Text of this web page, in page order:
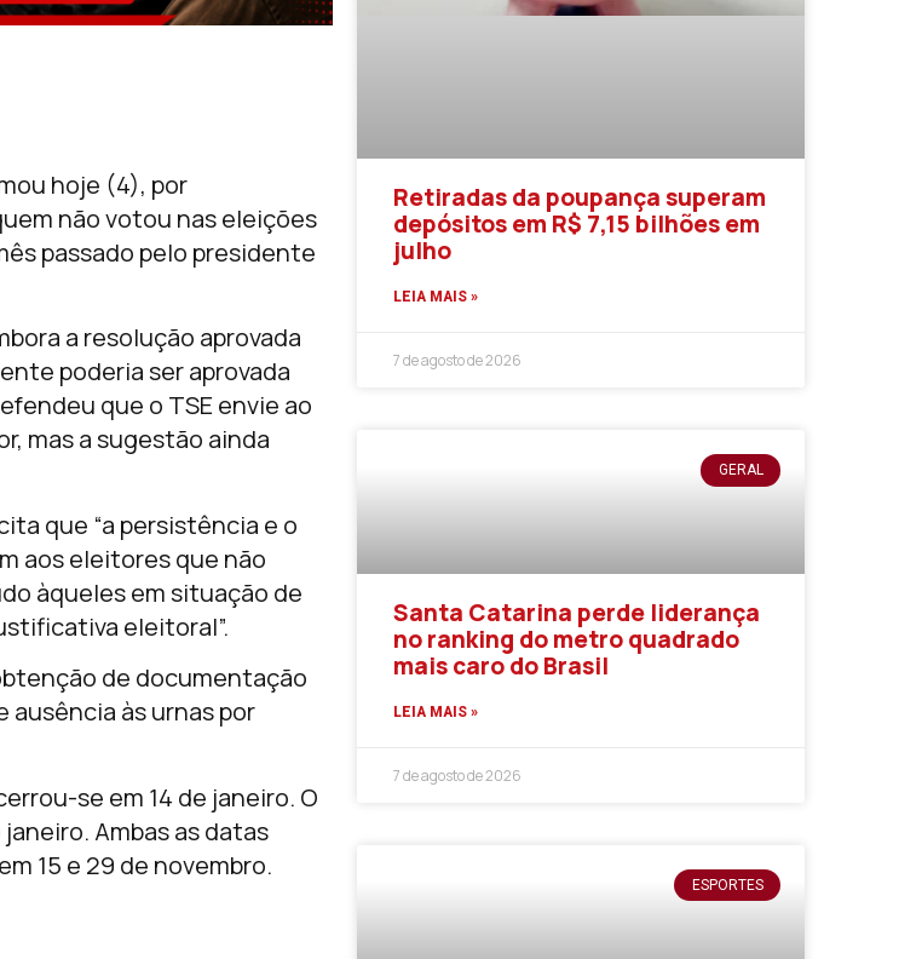
hoje (4), por
não votou nas eleições
passado pelo presidente
a resolução aprovada
poderia ser aprovada
que o TSE envie ao
mas a sugestão ainda
que “a persistência e o
aos eleitores que não
àqueles em situação de
eleitoral”.
de documentação
às urnas por
se em 14 de janeiro. O
Ambas as datas
15 e 29 de novembro.
Retiradas da poupança superam
depósitos em R$ 7,15 bilhões em
julho
LEIA MAIS »
7 de agosto de 2026
GERAL
Santa Catarina perde liderança
no ranking do metro quadrado
mais caro do Brasil
LEIA MAIS »
7 de agosto de 2026
ESPORTES